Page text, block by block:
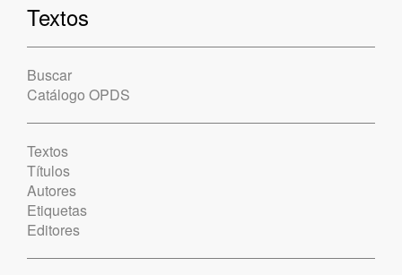
Textos
Buscar
Catálogo OPDS
Textos
Títulos
Autores
Etiquetas
Editores